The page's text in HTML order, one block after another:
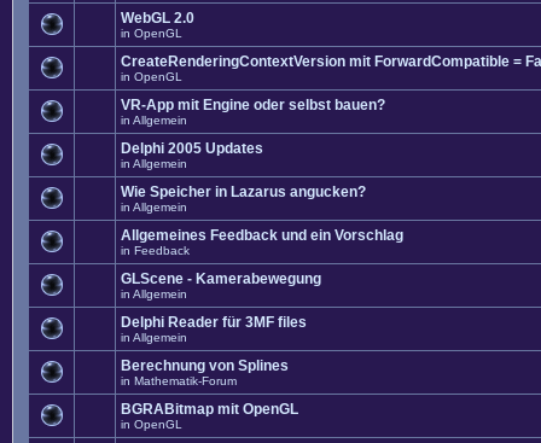
WebGL 2.0
in OpenGL
CreateRenderingContextVersion mit ForwardCompatible =
in OpenGL
VR-App mit Engine oder selbst bauen?
in Allgemein
Delphi 2005 Updates
in Allgemein
Wie Speicher in Lazarus angucken?
in Allgemein
Allgemeines Feedback und ein Vorschlag
in Feedback
GLScene - Kamerabewegung
in Allgemein
Delphi Reader für 3MF files
in Allgemein
Berechnung von Splines
in Mathematik-Forum
BGRABitmap mit OpenGL
in OpenGL